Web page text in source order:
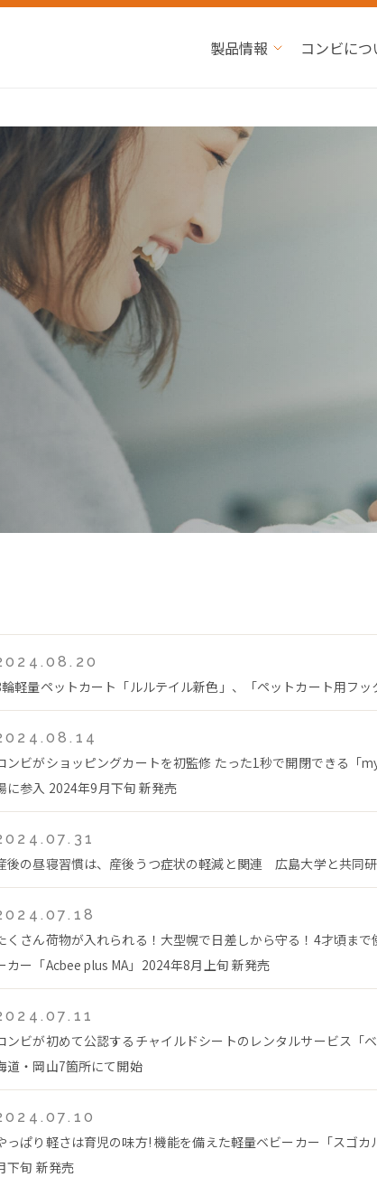
製品情報 コンビにつ
軽量ペットカート「ルルテイル新色」、「ペットカート用フ
ンビがショッピングカートを初監修 たった1秒で開閉できる「
に参入 2024年9月下旬 新発売
後の昼寝習慣は、産後うつ症状の軽減と関連 広島大学と共同
くさん荷物が入れられる！大型幌で日差しから守る！4才頃ま
カー「Acbee plus MA」2024年8月上旬 新発売
ンビが初めて公認するチャイルドシートのレンタルサービス「
道・岡山7箇所にて開始
っぱり軽さは育児の味方! 機能を備えた軽量ベビーカー「スゴ
下旬 新発売